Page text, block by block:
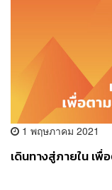
1 พฤษภาคม 2021
เดินทางสู่ภายใน เ